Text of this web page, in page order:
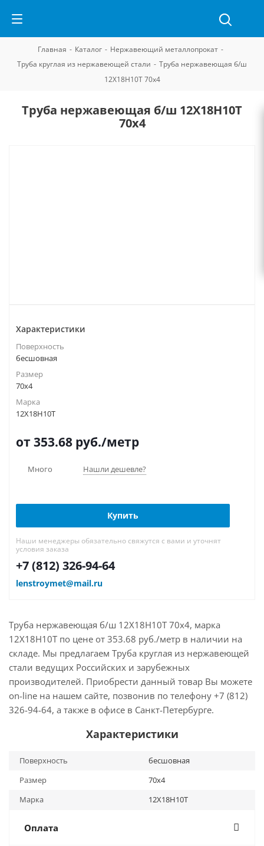
Главная - Каталог - Нержавеющий металлопрокат -
Труба круглая из нержавеющей стали - Труба нержавеющая б/ш
12Х18Н10Т 70х4
Труба нержавеющая б/ш 12Х18Н10Т
70х4
Характеристики
Поверхность
бесшовная
Размер
70х4
Марка
12Х18Н10Т
от 353.68 руб./метр
Много Нашли дешевле?
Купить
Наши менеджеры обязательно свяжутся с вами и уточнят
условия заказа
+7 (812) 326-94-64
lenstroymet@mail.ru
Труба нержавеющая б/ш 12Х18Н10Т 70х4, марка
12Х18Н10Т по цене от 353.68 руб./метр в наличии на
складе. Мы предлагаем Труба круглая из нержавеющей
стали ведущих Российских и зарубежных
производителей. Приобрести данный товар Вы можете
on-line на нашем сайте, позвонив по телефону +7 (812)
326-94-64, а также в офисе в Санкт-Петербурге.
Характеристики
Поверхность
бесшовная
Размер
70х4
Марка
12Х18Н10Т
Оплата